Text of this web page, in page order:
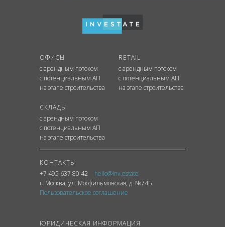
ОФИСЫ
с арендным потоком
с потенциальным АП
на этапе строительства
RETAIL
с арендным потоком
с потенциальным АП
на этапе строительства
СКЛАДЫ
с арендным потоком
с потенциальным АП
на этапе строительства
КОНТАКТЫ
+7 495 637 80 42
hello@inv.estate
г. Москва, ул. Мосфильмовская, д. №74Б
Пользовательское соглашение
ЮРИДИЧЕСКАЯ ИНФОРМАЦИЯ